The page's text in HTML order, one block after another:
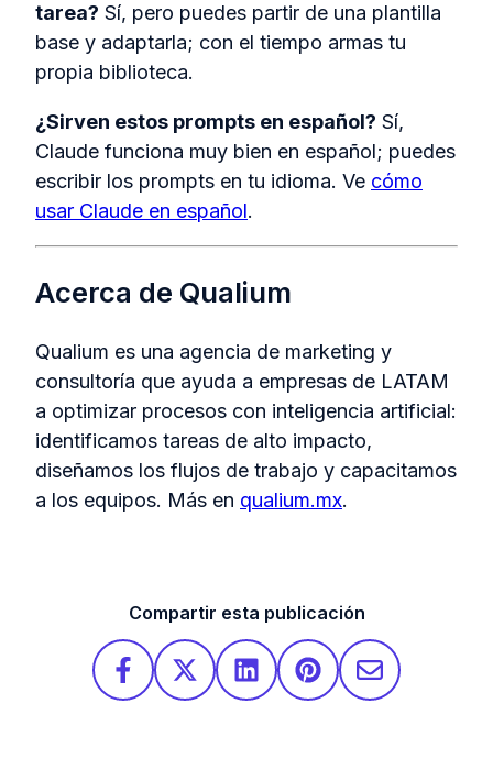
tarea? Sí, pero puedes partir de una plantilla
base y adaptarla; con el tiempo armas tu
propia biblioteca.
¿Sirven estos prompts en español? Sí,
Claude funciona muy bien en español; puedes
escribir los prompts en tu idioma. Ve cómo
usar Claude en español.
Acerca de Qualium
Qualium es una agencia de marketing y
consultoría que ayuda a empresas de LATAM
a optimizar procesos con inteligencia artificial:
identificamos tareas de alto impacto,
diseñamos los flujos de trabajo y capacitamos
a los equipos. Más en qualium.mx.
Compartir esta publicación